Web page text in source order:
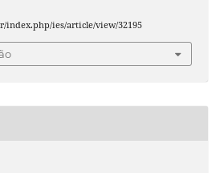
index.php/ies/article/view/32195